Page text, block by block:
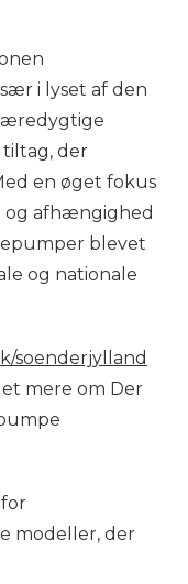
i lyset af den
der
en øget fokus
og afhængighed
blevet
og nationale
soenderjylland
mere om Der
modeller, der